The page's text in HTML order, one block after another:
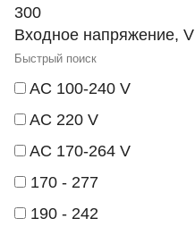
300
Входное напряжение, V
AC 100-240 V
AC 220 V
AC 170-264 V
170 - 277
190 - 242